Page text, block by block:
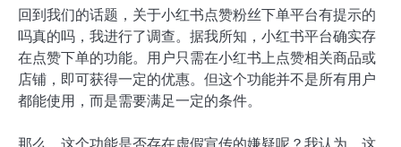
回到我们的话题，关于小红书点赞粉丝下单平台有提示的
吗真的吗，我进行了调查。据我所知，小红书平台确实存
在点赞下单的功能。用户只需在小红书上点赞相关商品或
店铺，即可获得一定的优惠。但这个功能并不是所有用户
都能使用，而是需要满足一定的条件。